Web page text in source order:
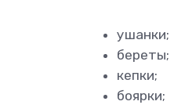
ушанки;
береты;
кепки;
боярки;